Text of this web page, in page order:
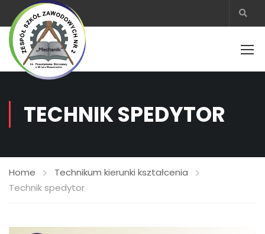
TECHNIK SPEDYTOR
Home
Technikum kierunki kształcenia
Technik spedytor